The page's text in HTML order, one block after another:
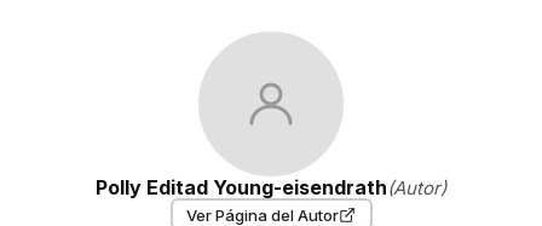
Polly Editad Young-eisendrath(Autor)
Ver Página del Autor